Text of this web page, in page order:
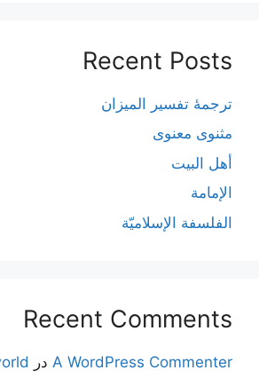
Recent Posts
ترجمۀ تفسیر المیزان
مثنوی معنوی
أهل البيت
الإمامة
الفلسفة الإسلاميّة
Recent Comments
A WordPress Commenter در